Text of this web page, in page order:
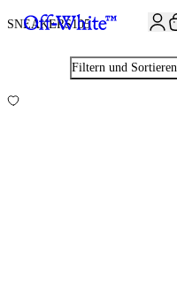
SNEAKERS105
Filtern und Sortieren